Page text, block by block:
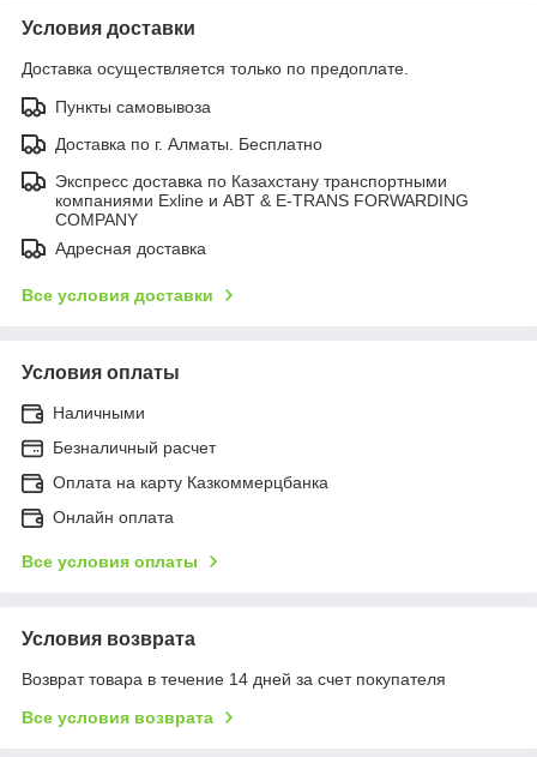
Условия доставки
Доставка осуществляется только по предоплате.
Пункты самовывоза
Доставка по г. Алматы. Бесплатно
Экспресс доставка по Казахстану транспортными
компаниями Exline и ABT & E-TRANS FORWARDING
COMPANY
Адресная доставка
Все условия доставки
Условия оплаты
Наличными
Безналичный расчет
Оплата на карту Казкоммерцбанка
Онлайн оплата
Все условия оплаты
Условия возврата
Возврат товара в течение 14 дней за счет покупателя
Все условия возврата